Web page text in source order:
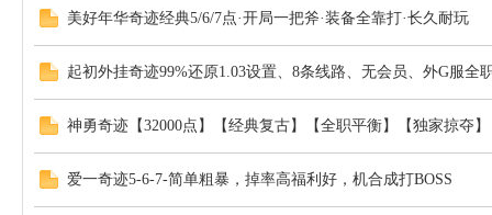
美好年华奇迹经典5/6/7点·开局一把斧·装备全靠打·长久耐玩
起初外挂奇迹99%还原1.03设置、8条线路、无会员、外G服全
神勇奇迹【32000点】【经典复古】【全职平衡】【独家掠夺
爱一奇迹5-6-7-简单粗暴，掉率高福利好，机合成打BOSS